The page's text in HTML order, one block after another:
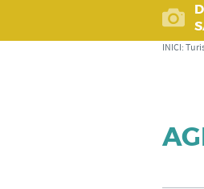
INICI: